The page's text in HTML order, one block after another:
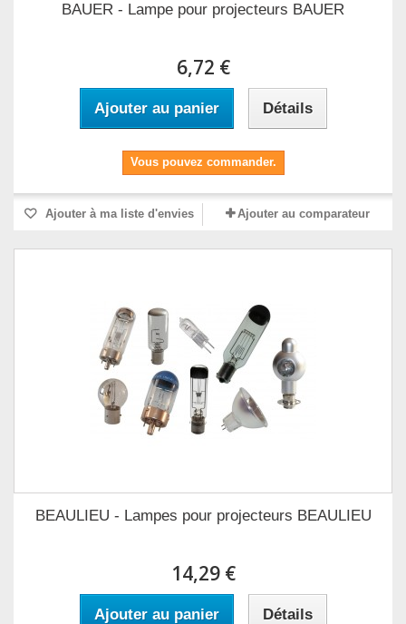
BAUER - Lampe pour projecteurs BAUER
6,72 €
Ajouter au panier Détails
Vous pouvez commander.
Ajouter à ma liste d'envies Ajouter au comparateur
BEAULIEU - Lampes pour projecteurs BEAULIEU
14,29 €
Ajouter au panier Détails